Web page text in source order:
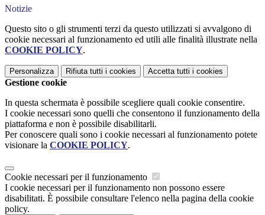
Notizie
Questo sito o gli strumenti terzi da questo utilizzati si avvalgono di
cookie necessari al funzionamento ed utili alle finalità illustrate nella
COOKIE POLICY.
Personalizza Rifiuta tutti i cookies Accetta tutti i cookies
Gestione cookie
In questa schermata è possibile scegliere quali cookie consentire.
I cookie necessari sono quelli che consentono il funzionamento della
piattaforma e non è possibile disabilitarli.
Per conoscere quali sono i cookie necessari al funzionamento potete
visionare la COOKIE POLICY.
Cookie necessari per il funzionamento
I cookie necessari per il funzionamento non possono essere
disabilitati. È possibile consultare l'elenco nella pagina della cookie
policy.